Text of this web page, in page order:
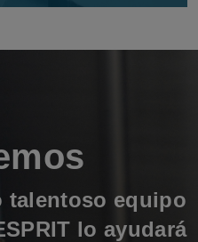
talentoso equipo
lo ayudará